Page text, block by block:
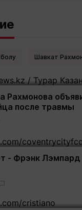
Шавкат
Рахмонова
после травмы
- Фрэнк Лэмпард